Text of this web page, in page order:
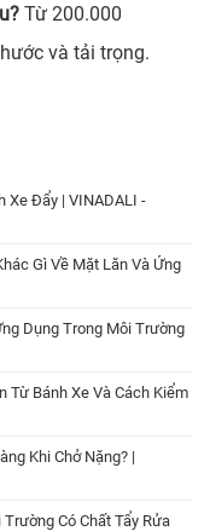
Từ 200.000
và tải trọng.
Xe Đẩy | VINADALI -
Gì Về Mặt Lăn Và Ứng
Dụng Trong Môi Trường
Từ Bánh Xe Và Cách Kiểm
Khi Chở Nặng? |
Có Chất Tẩy Rửa